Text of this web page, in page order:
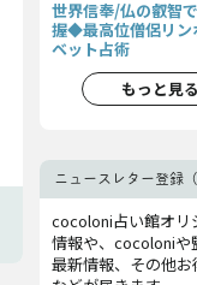
世界信奉/仏の叡智
握◆最高位僧侶リン
ベット占術
もっと見る
ニュースレター登録（
cocoloni占い館オリ
情報や、cocoloniや
最新情報、その他